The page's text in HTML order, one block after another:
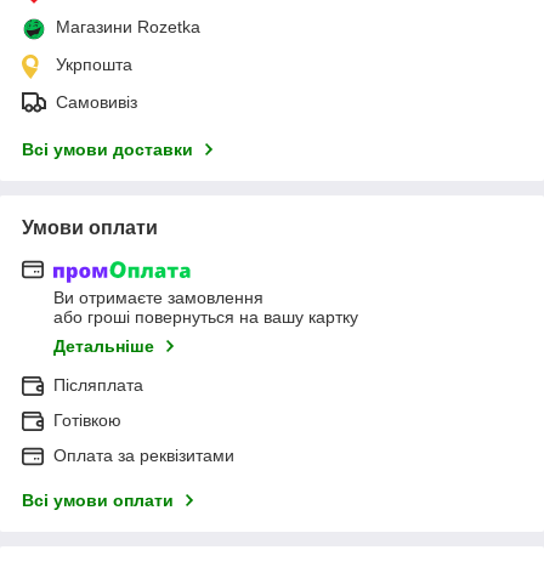
Магазини Rozetka
Укрпошта
Самовивіз
Всі умови доставки
Умови оплати
Ви отримаєте замовлення
або гроші повернуться на вашу картку
Детальніше
Післяплата
Готівкою
Оплата за реквізитами
Всі умови оплати